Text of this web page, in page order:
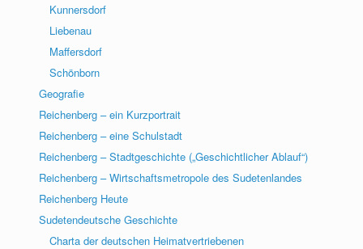
Kunnersdorf
Liebenau
Maffersdorf
Schönborn
Geografie
Reichenberg – ein Kurzportrait
Reichenberg – eine Schulstadt
Reichenberg – Stadtgeschichte („Geschichtlicher Ablauf“)
Reichenberg – Wirtschaftsmetropole des Sudetenlandes
Reichenberg Heute
Sudetendeutsche Geschichte
Charta der deutschen Heimatvertriebenen